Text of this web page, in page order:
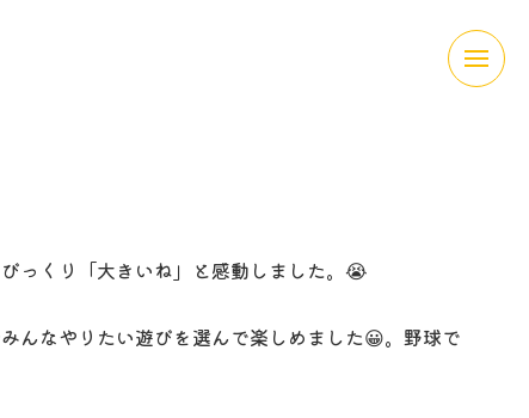
っくり「大きいね」と感動しました。😭
んなやりたい遊びを選んで楽しめました😀。野球で